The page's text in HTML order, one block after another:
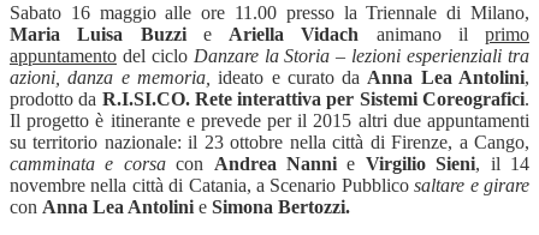
Sabato 16 maggio alle ore 11.00 presso la Triennale di Milano,
Maria Luisa Buzzie Ariella Vidach animano il primo
appuntamento del ciclo Danzare la Storia – lezioni esperienziali tra
azioni, danza e memoria, ideato e curato da Anna Lea Antolini,
prodotto da R.I.SI.CO. Rete interattiva per Sistemi Coreografici.
Il progetto è itinerante e prevede per il 2015 altri due appuntamenti
su territorio nazionale: il 23 ottobre nella città di Firenze, a Cango,
camminata e corsacon Andrea Nannie Virgilio Sieni, il 14
novembre nella città di Catania, a Scenario Pubblicosaltare e girare
con Anna Lea Antolini e Simona Bertozzi.